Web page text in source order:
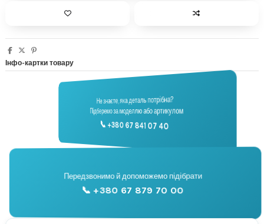
Інфо-картки товару
🔧
Підбір запчастин
Не знаєте, яка деталь потрібна?
Підберемо за моделлю або артикулом
📞 +380 67 841 07 40
📞
Консультація
Передзвонимо й допоможемо підібрати
📞 +380 67 879 70 00